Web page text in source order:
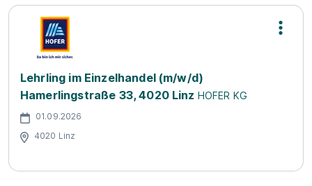
Lehrling im Einzelhandel (m/w/d)
Hamerlingstraße 33, 4020 Linz HOFER KG
01.09.2026
4020 Linz